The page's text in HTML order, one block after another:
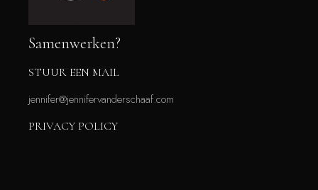
Samenwerken?
STUUR EEN MAIL
jennifer@jennifervanderschaaf.com
PRIVACY POLICY